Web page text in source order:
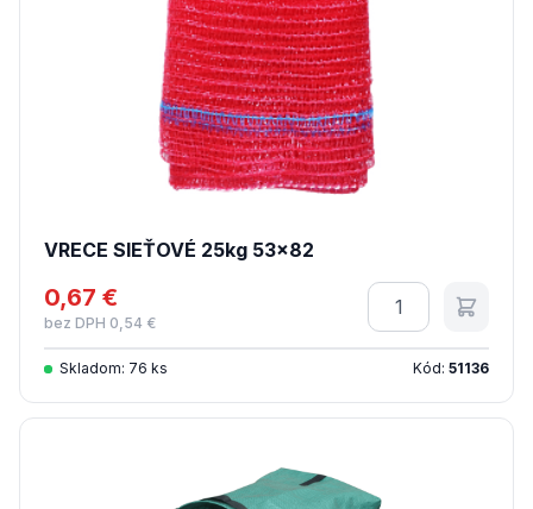
VRECE SIEŤOVÉ 25kg 53x82
0,67 €
bez DPH 0,54 €
Množstvo
Skladom: 76 ks Kód: 51136